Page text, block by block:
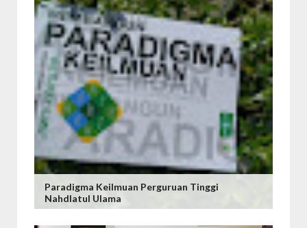
Paradigma Keilmuan Perguruan Tinggi
Nahdlatul Ulama